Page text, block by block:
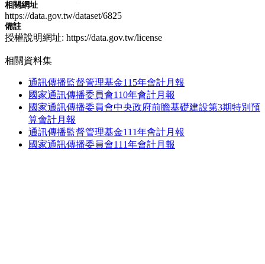
相關網址
https://data.gov.tw/dataset/6825
備註
授權說明網址: https://data.gov.tw/license
相關資料集
通訊傳播監督管理基金115年會計月報
國家通訊傳播委員會110年會計月報
國家通訊傳播委員會中央政府前瞻基礎建設第3期特別預
算會計月報
通訊傳播監督管理基金111年會計月報
國家通訊傳播委員會111年會計月報